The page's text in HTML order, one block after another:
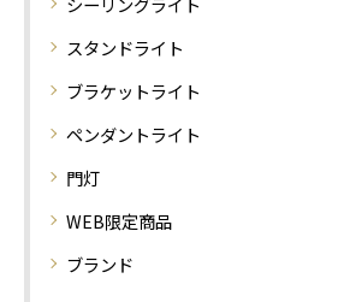
スタンドライト
ブラケットライト
ペンダントライト
門灯
WEB限定商品
ブランド